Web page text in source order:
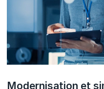
Modernisation et